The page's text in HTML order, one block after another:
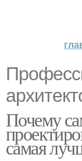
Почему
самая